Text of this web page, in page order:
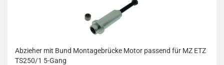
Abzieher mit Bund Montagebrücke Motor passend für MZ ETZ
TS250/1 5-Gang